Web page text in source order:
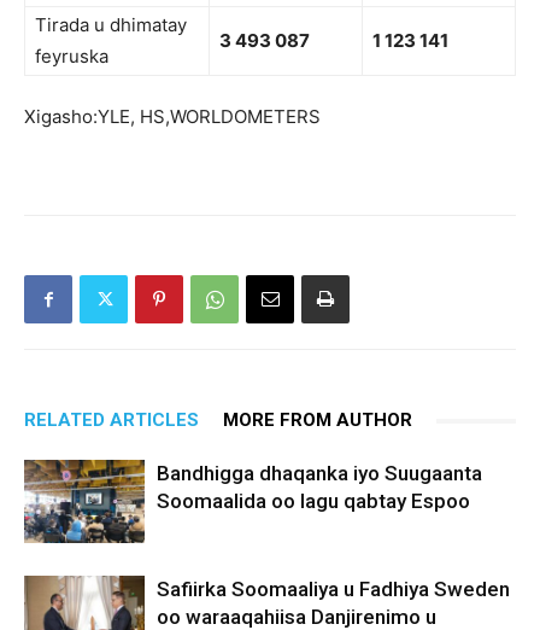
Tirada u dhimatay
feyruska
3 493 087 1 123 141
Xigasho:YLE, HS,WORLDOMETERS
RELATED ARTICLES MORE FROM AUTHOR
Bandhigga dhaqanka iyo Suugaanta
Soomaalida oo lagu qabtay Espoo
Safiirka Soomaaliya u Fadhiya Sweden
oo waraaqahiisa Danjirenimo u